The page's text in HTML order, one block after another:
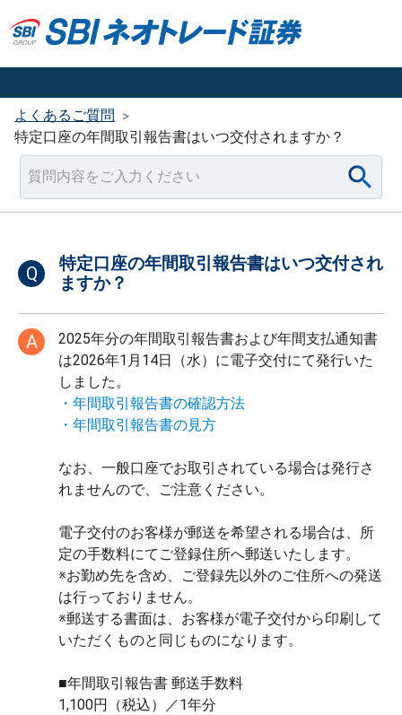
よくあるご質問 >
特定口座の年間取引報告書はいつ交付されますか？
Q
特定口座の年間取引報告書はいつ交付され
ますか？
A
2025年分の年間取引報告書および年間支払通知書
は2026年1月14日（水）に電子交付にて発行いた
しました。
・年間取引報告書の確認方法
・年間取引報告書の見方
なお、一般口座でお取引されている場合は発行さ
れませんので、ご注意ください。
電子交付のお客様が郵送を希望される場合は、所
定の手数料にてご登録住所へ郵送いたします。
※お勤め先を含め、ご登録先以外のご住所への発送
は行っておりません。
※郵送する書面は、お客様が電子交付から印刷して
いただくものと同じものになります。
■年間取引報告書 郵送手数料
1,100円（税込）／1年分